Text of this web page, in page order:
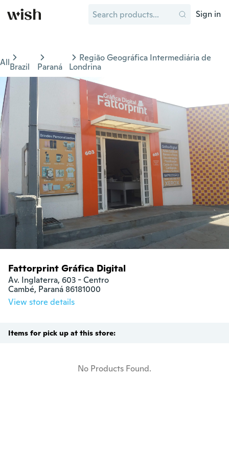
Sign in
AllBrazil Paraná
Região Geográfica Intermediária de
Londrina
Fattorprint Gráfica Digital
Av. Inglaterra, 603 - Centro
Cambé, Paraná 86181000
View store details
Items for pick up at this store:
No Products Found.